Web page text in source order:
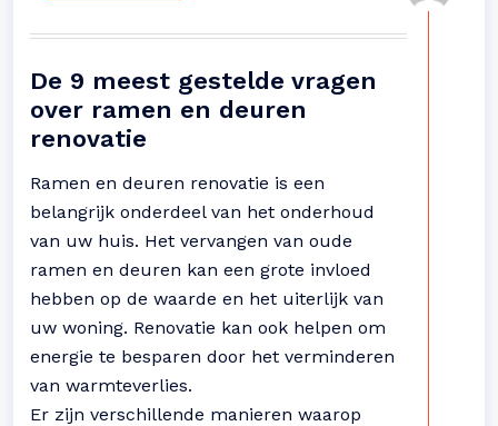
De 9 meest gestelde vragen
over ramen en deuren
renovatie
Ramen en deuren renovatie is een
belangrijk onderdeel van het onderhoud
van uw huis. Het vervangen van oude
ramen en deuren kan een grote invloed
hebben op de waarde en het uiterlijk van
uw woning. Renovatie kan ook helpen om
energie te besparen door het verminderen
van warmteverlies.
Er zijn verschillende manieren waarop